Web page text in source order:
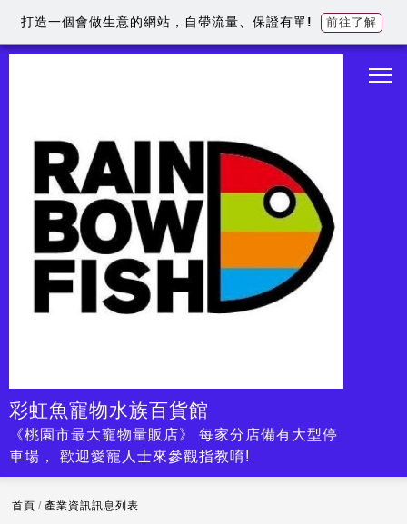
彩虹魚寵物水族百貨館
《桃園市最大寵物量販店》 每家分店備有大型停
車場， 歡迎愛寵人士來參觀指教唷!
首頁 / 產業資訊訊息列表
打造一個會做生意的網站，自帶流量、保證有單! 前往了解